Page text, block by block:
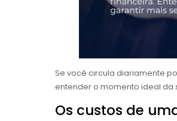
Se você circula diariamente
entender o momento ideal da
Os custos de